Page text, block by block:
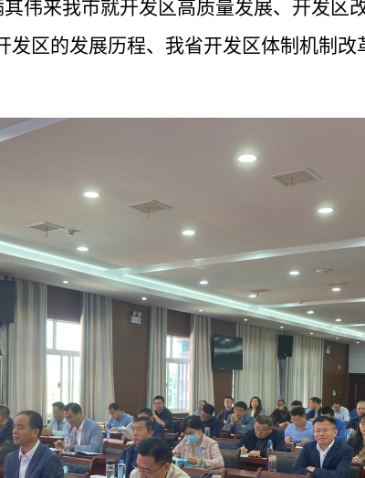
伟来我市就开发区高质量发展、开发区
发区的发展历程、我省开发区体制机制